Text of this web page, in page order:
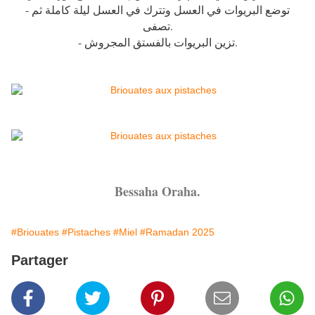
- توضع البريوات في العسل وتترك في العسل ليلة كاملة ثم
تصفى.
- تزين البريوات بالفستق المجروش.
Bessaha Oraha.
#Briouates #Pistaches #Miel #Ramadan 2025
Partager